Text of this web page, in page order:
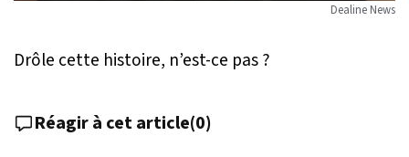
Dealine News
Drôle cette histoire, n’est-ce pas ?
Réagir à cet article(0)